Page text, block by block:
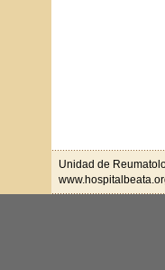
Unidad de